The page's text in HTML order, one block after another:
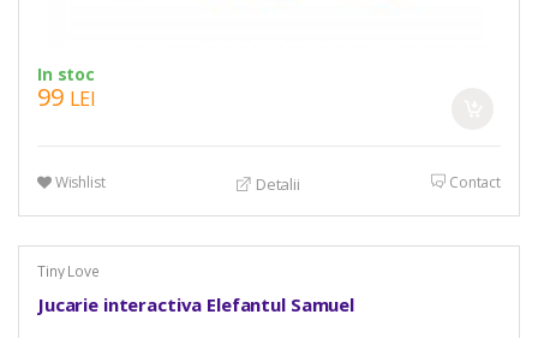
In stoc
99 LEI
Wishlist Detalii Contact
Tiny Love
Jucarie interactiva Elefantul Samuel